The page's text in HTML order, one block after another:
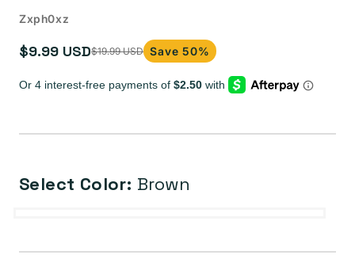
Zxph0xz
Precio
oferta
$9.99 USD
Precio
$19.99 USD Save 50%
Select Color: Brown